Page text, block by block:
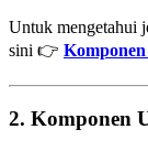
Untuk mengetahui
sini 👉
2. Komponen